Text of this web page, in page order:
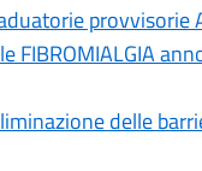
provvisorie
FIBROMIALGIA
delle